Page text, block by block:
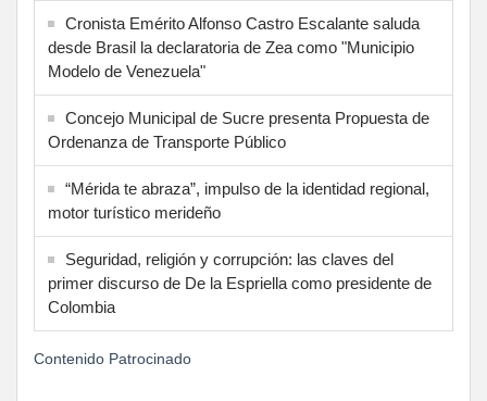
Cronista Emérito Alfonso Castro Escalante saluda
desde Brasil la declaratoria de Zea como "Municipio
Modelo de Venezuela"
Concejo Municipal de Sucre presenta Propuesta de
Ordenanza de Transporte Público
“Mérida te abraza”, impulso de la identidad regional,
motor turístico merideño
Seguridad, religión y corrupción: las claves del
primer discurso de De la Espriella como presidente de
Colombia
Contenido Patrocinado